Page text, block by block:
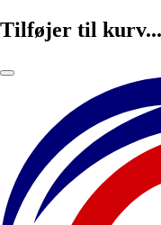
Tilføjer til kurv...